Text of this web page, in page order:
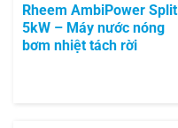
Rheem AmbiPower Split
5kW – Máy nước nóng
bơm nhiệt tách rời